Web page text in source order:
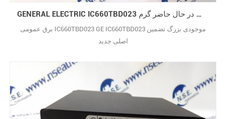
GENERAL ELECTRIC IC660TBD023 ارتقاء فروش در حال حاضر گرم GE IC660TBD023
برق عمومی IC660TBD023 GE IC660TBD023 موجودی بزرگ تضمین
اصلی جدید